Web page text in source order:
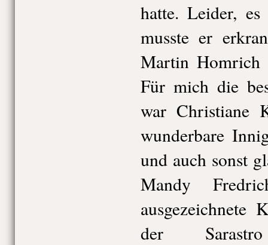
hatte. Leider,
musste er
Martin Homrich
Für mich die
war Christiane
wunderbare
und auch sonst
Mandy
ausgezeichnete
der